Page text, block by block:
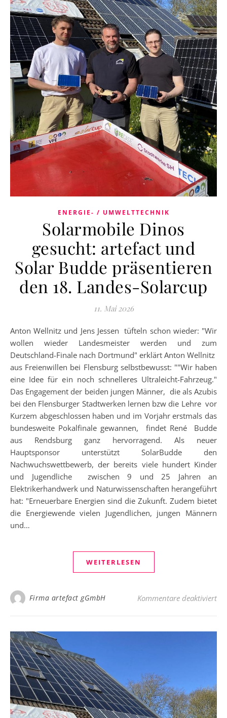
ENERGIE- / UMWELTTECHNIK
Solarmobile Dinos
gesucht: artefact und
Solar Budde präsentieren
den 18. Landes-Solarcup
11. Mai 2026
Anton Wellnitz und Jens Jessen tüfteln schon wieder: "Wir
wollen wieder Landesmeister werden und zum
Deutschland-Finale nach Dortmund" erklärt Anton Wellnitz
aus Freienwillen bei Flensburg selbstbewusst: ""Wir haben
eine Idee für ein noch schnelleres Ultraleicht-Fahrzeug."
Das Engagement der beiden jungen Männer, die als Azubis
bei den Flensburger Stadtwerken lernen bzw die Lehre vor
Kurzem abgeschlossen haben und im Vorjahr erstmals das
bundesweite Pokalfinale gewannen, findet René Budde
aus Rendsburg ganz hervorragend. Als neuer
Hauptsponsor unterstützt SolarBudde den
Nachwuchswettbewerb, der bereits viele hundert Kinder
und Jugendliche zwischen 9 und 25 Jahren an
Elektrikerhandwerk und Naturwissenschaften herangeführt
hat: "Erneuerbare Energien sind die Zukunft. Zudem bietet
die Energiewende vielen Jugendlichen, jungen Männern
und…
WEITERLESEN
Firma artefact gGmbH Kommentare deaktiviertfür